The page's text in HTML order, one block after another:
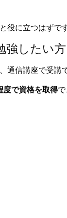
役に立つはずです
強したい方
信講座で受講
度で資格を取得で